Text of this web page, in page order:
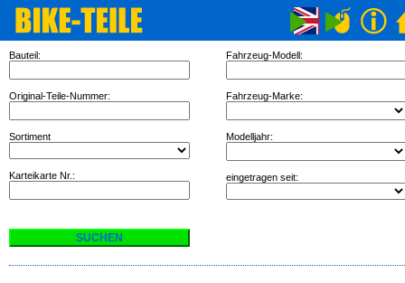
Bauteil:
Original-Teile-Nummer:
Sortiment
Karteikarte Nr.:
Fahrzeug-Modell:
Fahrzeug-Marke:
Modelljahr:
eingetragen seit: